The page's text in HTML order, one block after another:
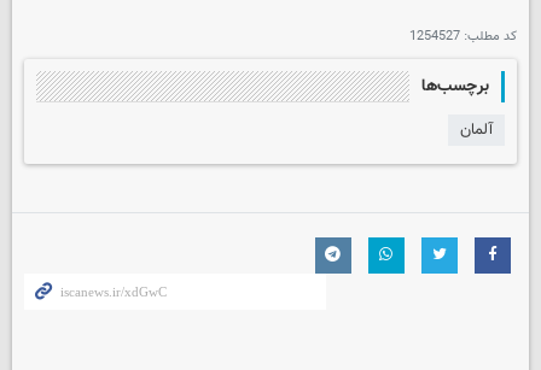
کد مطلب: 1254527
برچسب‌ها
آلمان